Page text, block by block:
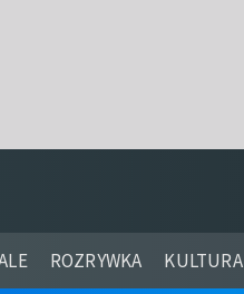
ROZRYWKA KULTURA